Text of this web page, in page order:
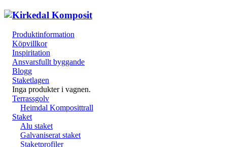
Produktinformation
Köpvillkor
Inspiritation
Ansvarsfullt byggande
Blogg
Staketlagen
Inga produkter i vagnen.
Terrassgolv
Heimdal Komposittrall
Staket
Alu staket
Galvaniserat staket
Staketprofiler